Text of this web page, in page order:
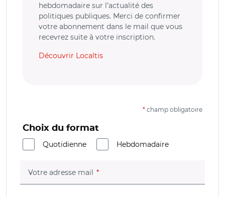
hebdomadaire sur l’actualité des
politiques publiques. Merci de confirmer
votre abonnement dans le mail que vous
recevrez suite à votre inscription.
Découvrir Localtis
* champ obligatoire
Choix du format
Quotidienne
Hebdomadaire
Votre adresse mail (champ obligatoire)